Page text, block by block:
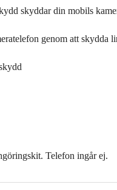
skyddar din mobils
genom att skydda
Telefon ingår ej.